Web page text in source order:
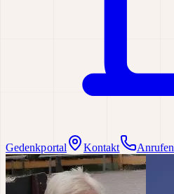
Gedenkportal Kontakt Anrufen